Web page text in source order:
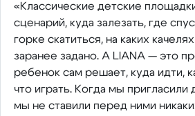
«Классические детские
сценарий, куда залезать, где
горке скатиться, на каких
заранее задано. А LIANA — это
ребенок сам решает, куда идти,
что играть. Когда мы пригласили
мы не ставили перед ними